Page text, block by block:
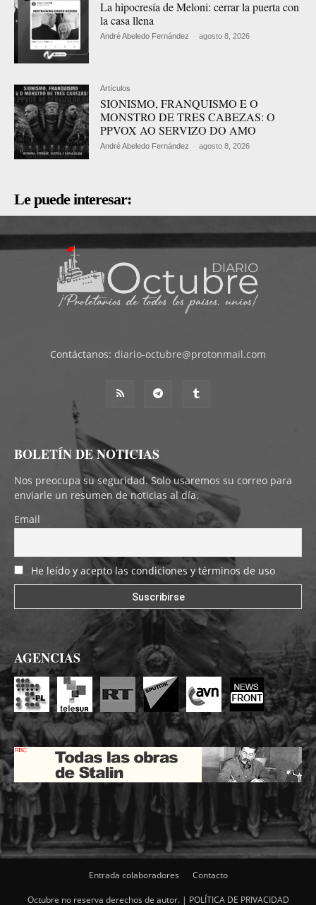
La hipocresía de Meloni: cerrar la puerta con
la casa llena
André Abeledo Fernández - agosto 8, 2026
Artículos
SIONISMO, FRANQUISMO E O
MONSTRO DE TRES CABEZAS: O
PPVOX AO SERVIZO DO AMO
André Abeledo Fernández - agosto 8, 2026
Le puede interesar:
Contáctanos: diario-octubre@protonmail.com
BOLETÍN DE NOTICIAS
Nos preocupa su seguridad. Solo usaremos su correo para
enviarle un resumen de noticias al día.
Email
He leído y acepto las condiciones y términos de uso
AGENCIAS
Entrada colaboradores Contacto
Octubre no reserva derechos de autor. | POLÍTICA DE PRIVACIDAD